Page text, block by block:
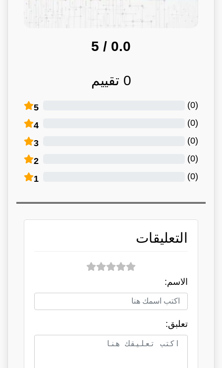
0.0
/ 5
0 تقييم
5 (
0
)
4 (
0
)
3 (
0
)
2 (
0
)
1 (
0
)
التعليقات
الاسم:
تعلبق: